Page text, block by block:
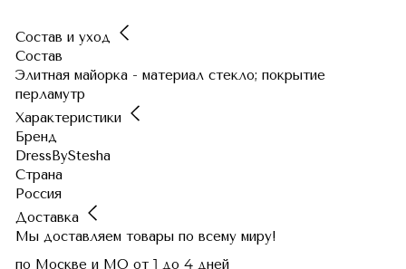
Состав и уход
Состав
Элитная майорка - материал стекло; покрытие
перламутр
Характеристики
Бренд
DressByStesha
Страна
Россия
Доставка
Мы доставляем товары по всему миру!
по Москве и МО от 1 до 4 дней